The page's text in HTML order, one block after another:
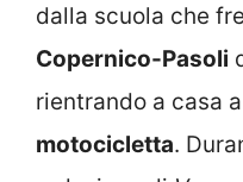
dalla scuola che
Copernico-Pasoli
rientrando a casa
motocicletta.